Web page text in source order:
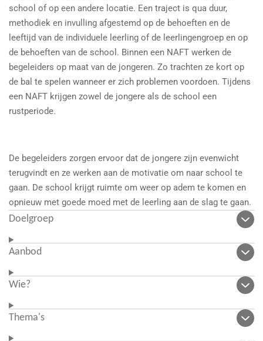
school of op een andere locatie. Een traject is qua duur,
methodiek en invulling afgestemd op de behoeften en de
leeftijd van de individuele leerling of de leerlingengroep en op
de behoeften van de school. Binnen een NAFT werken de
begeleiders op maat van de jongeren. Zo trachten ze kort op
de bal te spelen wanneer er zich problemen voordoen. Tijdens
een NAFT krijgen zowel de jongere als de school een
rustperiode.
De begeleiders zorgen ervoor dat de jongere zijn evenwicht
terugvindt en ze werken aan de motivatie om naar school te
gaan. De school krijgt ruimte om weer op adem te komen en
opnieuw met goede moed met de leerling aan de slag te gaan.
Doelgroep
Aanbod
Wie?
Thema's